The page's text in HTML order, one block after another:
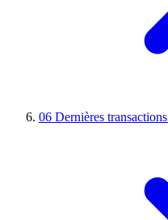
06 Dernières transactions